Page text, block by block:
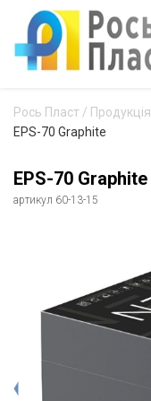
Рось Пласт / Продукція
EPS-70 Graphite
EPS-70 Graphite
артикул 60-13-15